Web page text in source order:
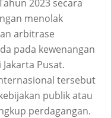
2023 secara
menolak
arbitrase
pada kewenangan
Pusat.
tersebut
publik atau
perdagangan.